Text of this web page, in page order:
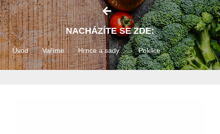
NACHÁZÍTE SE ZDE:
Úvod Vaříme Hrnce a sady... Poklice
Poklice skle...